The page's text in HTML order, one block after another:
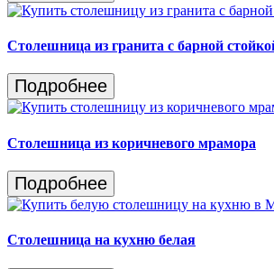
Столешница из гранита c барной
Подробнее
Столешница из коричневого мрамора
Подробнее
Столешница на кухню белая